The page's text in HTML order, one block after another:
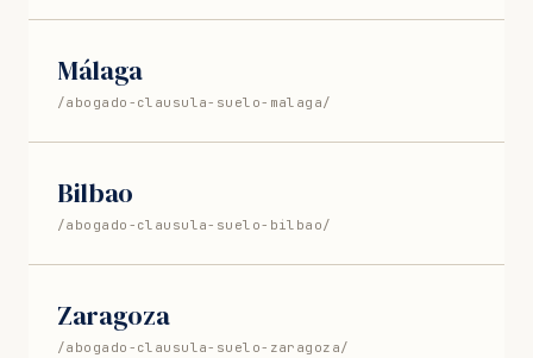
Málaga
/abogado-clausula-suelo-malaga/
Bilbao
/abogado-clausula-suelo-bilbao/
Zaragoza
/abogado-clausula-suelo-zaragoza/